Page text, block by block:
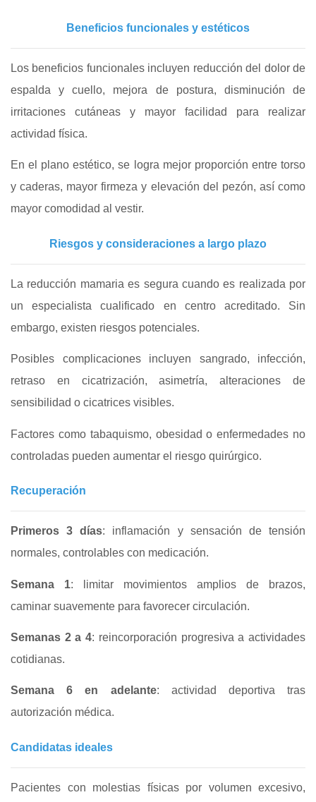
Beneficios funcionales y estéticos
Los beneficios funcionales incluyen reducción del dolor de
espalda y cuello, mejora de postura, disminución de
irritaciones cutáneas y mayor facilidad para realizar
actividad física.
En el plano estético, se logra mejor proporción entre torso
y caderas, mayor firmeza y elevación del pezón, así como
mayor comodidad al vestir.
Riesgos y consideraciones a largo plazo
La reducción mamaria es segura cuando es realizada por
un especialista cualificado en centro acreditado. Sin
embargo, existen riesgos potenciales.
Posibles complicaciones incluyen sangrado, infección,
retraso en cicatrización, asimetría, alteraciones de
sensibilidad o cicatrices visibles.
Factores como tabaquismo, obesidad o enfermedades no
controladas pueden aumentar el riesgo quirúrgico.
Recuperación
Primeros 3 días: inflamación y sensación de tensión
normales, controlables con medicación.
Semana 1: limitar movimientos amplios de brazos,
caminar suavemente para favorecer circulación.
Semanas 2 a 4: reincorporación progresiva a actividades
cotidianas.
Semana 6 en adelante: actividad deportiva tras
autorización médica.
Candidatas ideales
Pacientes con molestias físicas por volumen excesivo,